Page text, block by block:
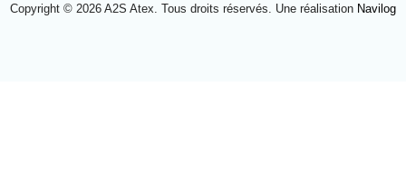
Copyright © 2026 A2S Atex. Tous droits réservés. Une réalisation Navilog